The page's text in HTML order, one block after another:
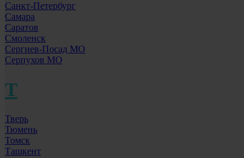
Санкт-Петербург
Самара
Саратов
Смоленск
Сергиев-Посад МО
Серпухов МО
Т
Тверь
Тюмень
Томск
Ташкент